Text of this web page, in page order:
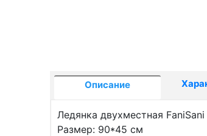
Описание
Ледянка двухместная
Размер: 90*45 см